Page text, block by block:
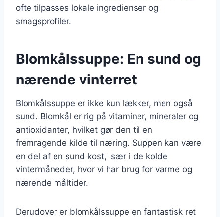
ofte tilpasses lokale ingredienser og
smagsprofiler.
Blomkålssuppe: En sund og
nærende vinterret
Blomkålssuppe er ikke kun lækker, men også
sund. Blomkål er rig på vitaminer, mineraler og
antioxidanter, hvilket gør den til en
fremragende kilde til næring. Suppen kan være
en del af en sund kost, især i de kolde
vintermåneder, hvor vi har brug for varme og
nærende måltider.
Derudover er blomkålssuppe en fantastisk ret